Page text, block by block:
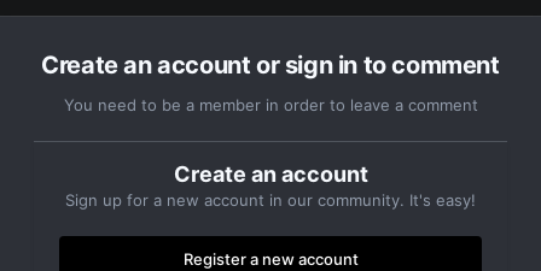
Create an account or sign in to comment
You need to be a member in order to leave a comment
Create an account
Sign up for a new account in our community. It's easy!
Register a new account